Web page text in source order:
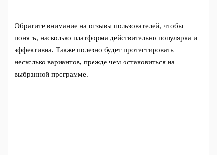
Обратите внимание на отзывы пользователей, чтобы
понять, насколько платформа действительно популярна и
эффективна. Также полезно будет протестировать
несколько вариантов, прежде чем остановиться на
выбранной программе.